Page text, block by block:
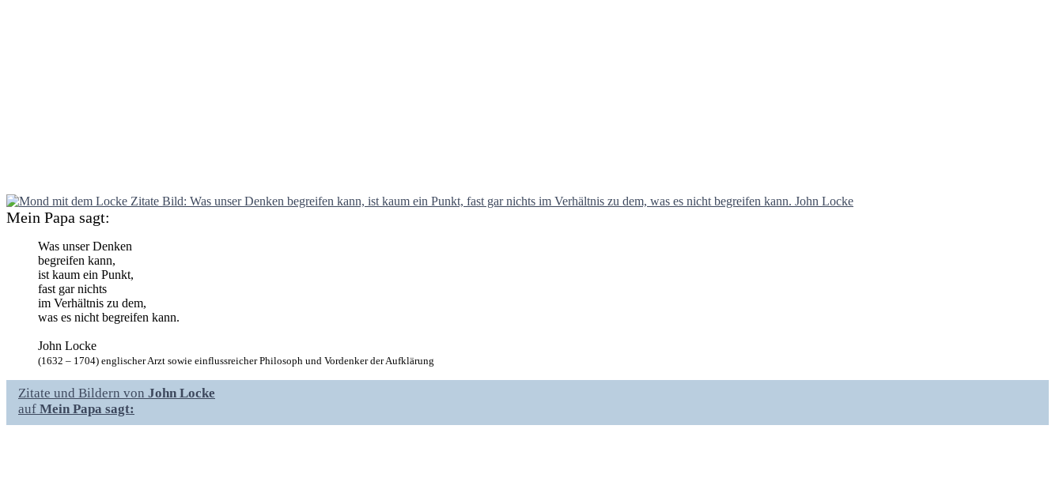
Mein Papa sagt:
Was unser Denken
begreifen kann,
ist kaum ein Punkt,
fast gar nichts
im Verhältnis zu dem,
was es nicht begreifen kann.
John Locke
(1632 – 1704) englischer Arzt sowie einflussreicher Philosoph und Vordenker der Aufklärung
Zitate und Bildern von John Locke
auf Mein Papa sagt: